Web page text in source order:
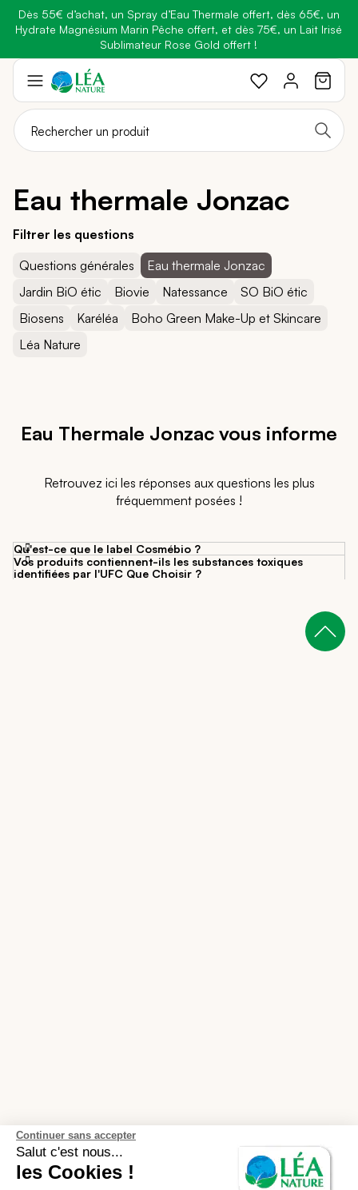
Belle semaine : Profitez de-25% + Livraison offertedès 30€
d'achat avec le codeBELLEBIO
BRADERIE :-40% sur une sélection de produits
Dès 55€ d’achat, un Spray d’Eau Thermale offert, dès 65€, un
Hydrate Magnésium Marin Pêche offert, et dès 75€, un Lait Irisé
Sublimateur Rose Gold offert !
Aller
contenu
Eau thermale Jonzac
Filtrer les questions
Questions générales
Eau thermale Jonzac
Jardin BiO étic
Biovie Natessance
SO BiO étic
Biosens
Karéléa
Boho Green Make-Up et Skincare
Léa Nature
Eau Thermale Jonzac vous informe
Retrouvez ici les réponses aux questions les plus
fréquemment posées !
Qu'est-ce que le label Cosmébio ?
Vos produits contiennent-ils les substances toxiques
identifiées par l'UFC Que Choisir ?
Continuer sans accepter
Salut c'est nous...
les Cookies !